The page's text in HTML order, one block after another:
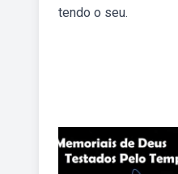
tendo o seu.